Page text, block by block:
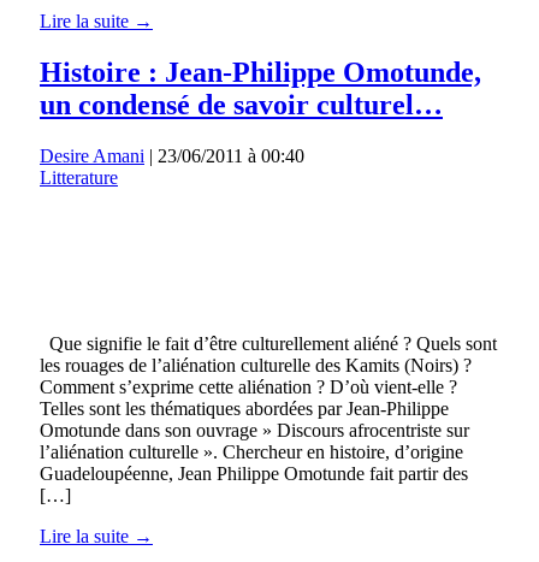
Lire la suite →
Histoire : Jean-Philippe Omotunde,
un condensé de savoir culturel…
Desire Amani | 23/06/2011 à 00:40
Litterature
Que signifie le fait d’être culturellement aliéné ? Quels sont
les rouages de l’aliénation culturelle des Kamits (Noirs) ?
Comment s’exprime cette aliénation ? D’où vient-elle ?
Telles sont les thématiques abordées par Jean-Philippe
Omotunde dans son ouvrage » Discours afrocentriste sur
l’aliénation culturelle ». Chercheur en histoire, d’origine
Guadeloupéenne, Jean Philippe Omotunde fait partir des
[…]
Lire la suite →